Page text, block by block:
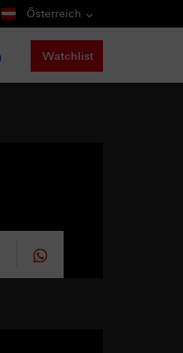
Österreich
Watchlist